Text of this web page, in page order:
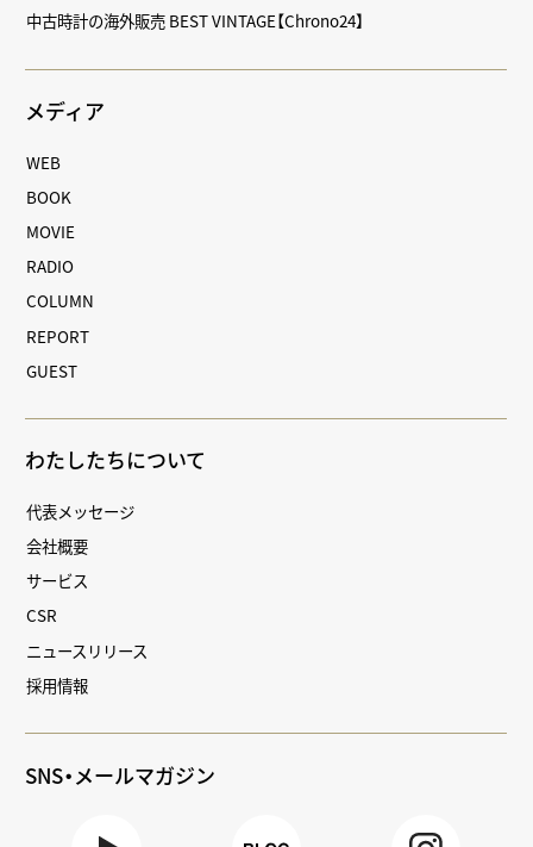
中古時計の海外販売 BEST VINTAGE【Chrono24】
メディア
WEB
BOOK
MOVIE
RADIO
COLUMN
REPORT
GUEST
わたしたちについて
代表メッセージ
会社概要
サービス
CSR
ニュースリリース
採用情報
SNS・メールマガジン